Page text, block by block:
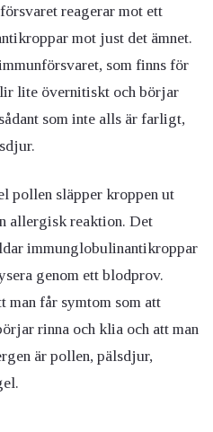
reagerar mot ett
mot just det ämnet.
som finns för
lite övernitiskt och börjar
som inte alls är farligt,
pollen släpper kroppen ut
allergisk reaktion. Det
immunglobulinantikroppar
genom ett blodprov.
man får symtom som att
rinna och klia och att man
är pollen, pälsdjur,